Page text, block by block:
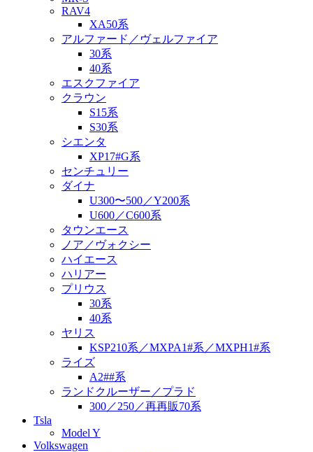
RAV4
XA50系
アルファード／ヴェルファイア
30系
40系
エスクファイア
クラウン
S15系
S30系
シエンタ
XP17#G系
センチュリー
ダイナ
U300〜500／Y200系
U600／C600系
タウンエース
ノア／ヴォクシー
ハイエース
ハリアー
プリウス
30系
40系
ヤリス
KSP210系／MXPA1#系／MXPH1#系
ライズ
A2##系
ランドクルーザー／プラド
300／250／再再販70系
Tsla
Model Y
Volkswagen